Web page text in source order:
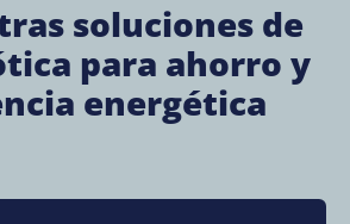
soluciones de
para ahorro y
energética